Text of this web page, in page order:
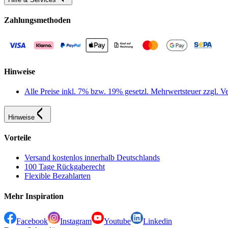
Zahlungsmethoden
Hinweise
Alle Preise inkl. 7% bzw. 19% gesetzl. Mehrwertsteuer zzgl.
Hinweise
Vorteile
Versand kostenlos innerhalb Deutschlands
100 Tage Rückgaberecht
Flexible Bezahlarten
Mehr Inspiration
Facebook Instagram Youtube
Linkedin